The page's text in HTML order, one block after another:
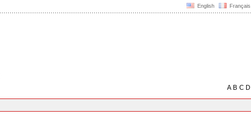
English Français
AB C D